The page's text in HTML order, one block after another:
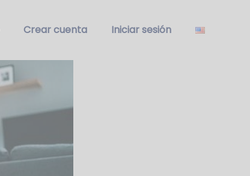
Crear cuenta Iniciar sesión